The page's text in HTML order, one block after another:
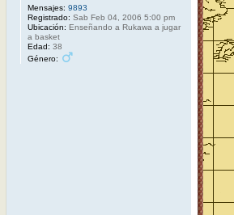
Mensajes: 9893
Registrado: Sab Feb 04, 2006 5:00 pm
Ubicación: Enseñando a Rukawa a jugar
a basket
Edad: 38
Género: